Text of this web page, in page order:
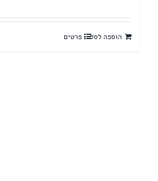
היה:
80,000 ₪.
הוא:
הוספה לסל פרטים